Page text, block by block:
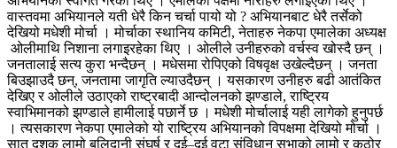
वास्तवमा अभियानले यती धेरै किन चर्चा पायो यो ? अभियानबाट धेरै तर्सेको
देखियो मधेशी मोर्चा । मोर्चाका स्थानिय कमिटी, नेताहरु नेकपा एमालेका अध्यक्ष
ओलीमाथि निशाना लगाइरहेका थिए । ओलीले उनीहरुको वर्चस्व खोस्दै छन् ।
जनतालाई सत्य कुरा भन्दैछन् । मधेसमा रोपिएको विषवृक्ष उखेल्दैछन् । जनता
बिउझाउदै छन्, जनतामा जागृति ल्याउदैछन् । यसकारण उनीहरु बढी आतंकित
देखिए र ओलीले उठाएको राष्ट्रबादी आन्दोलनको झण्डाले, राष्ट्रिय
स्वाभिमानको झण्डाले हामीलाई पछार्ने छ । मधेशी मोर्चालाई यही लागेको हुनुपर्छ
। त्यसकारण नेकपा एमालेको यो राष्ट्रिय अभियानको विपक्षमा देखियो मोर्चा ।
सात दशक लामो बलिदानी संघर्ष र दुई–दुई वटा संविधान सभाको लामो र कठोर